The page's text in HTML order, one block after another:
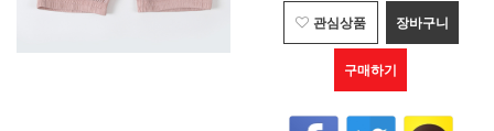
관심상품 장바구니
구매하기